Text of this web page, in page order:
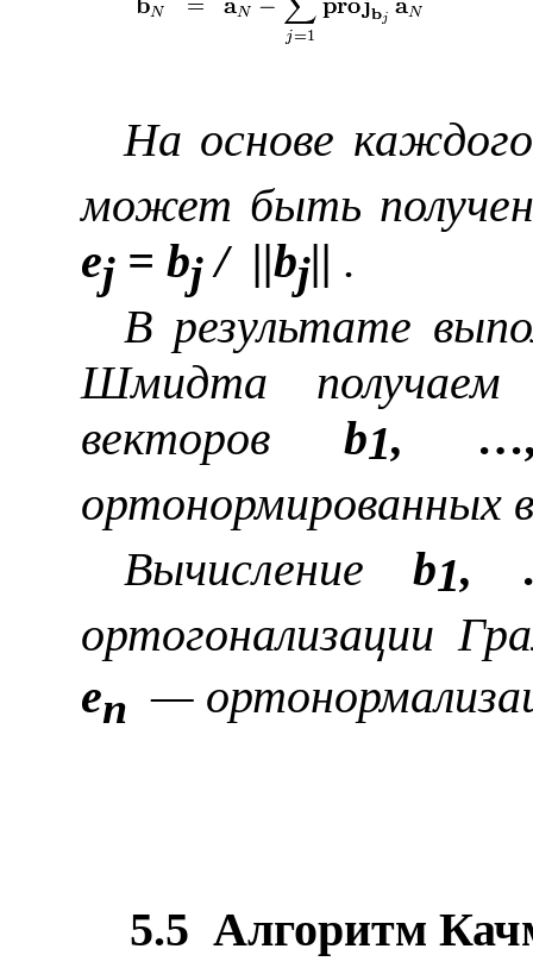
На основе
может быть
ej = bj/ ||bj|| .
В результате
Шмидта получаем
векторов
b1,
ортонормированных
Вычислениеb1,
ортогонализации
en —
5.5 Алгоритм